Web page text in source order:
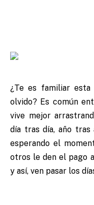
¿Te es familiar esta
olvido? Es común
vive mejor
día tras día, año tras
esperando el
otros le den el pago
y así, ven pasar los